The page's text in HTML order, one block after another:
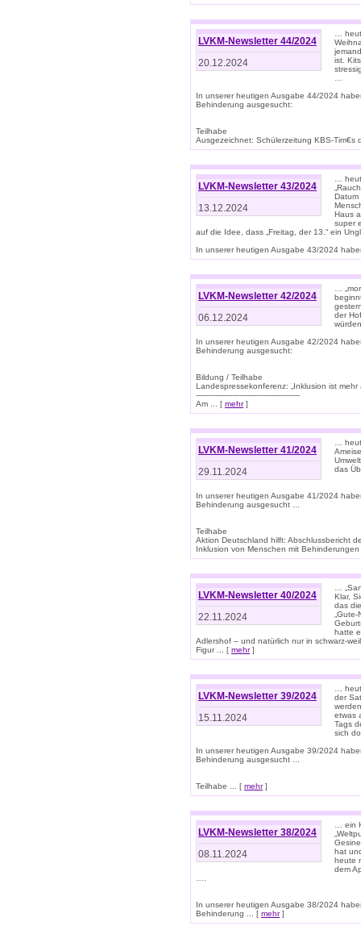
LVKM-Newsletter 44/2024
20.12.2024
…
ist.
In unserer heutigen Ausgabe 44/2024
Behinderung ausgesucht:
Teilhabe
Ausgezeichnet: Schülerzeitung KBS-Tim€s
LVKM-Newsletter 43/2024
13.12.2024
…
Datum
Haus
super
auf die Idee, dass „Freitag, der 13.“ ein
In unserer heutigen Ausgabe 43/2024
LVKM-Newsletter 42/2024
06.12.2024
…
der
In unserer heutigen Ausgabe 42/2024
Behinderung ausgesucht:
Bildung / Teilhabe
Landespressekonferenz: „Inklusion ist mehr
-------------------------------------------
Am ... [ mehr]
LVKM-Newsletter 41/2024
29.11.2024
…
das
In unserer heutigen Ausgabe 41/2024
Behinderung ausgesucht ...
Teilhabe
Aktion Deutschland hilft: Abschlussbericht
Inklusion von Menschen mit
LVKM-Newsletter 40/2024
22.11.2024
…
Klar,
das
hatte
Adlershof – und natürlich nur in schwarz-
Figur ... [ mehr]
LVKM-Newsletter 39/2024
15.11.2024
…
der
etwas
Tags
sich
In unserer heutigen Ausgabe 39/2024
Behinderung ausgesucht ...
Teilhabe ... [ mehr]
LVKM-Newsletter 38/2024
08.11.2024
… ein
hat
heute
dem
In unserer heutigen Ausgabe 38/2024
Behinderung ... [ mehr]